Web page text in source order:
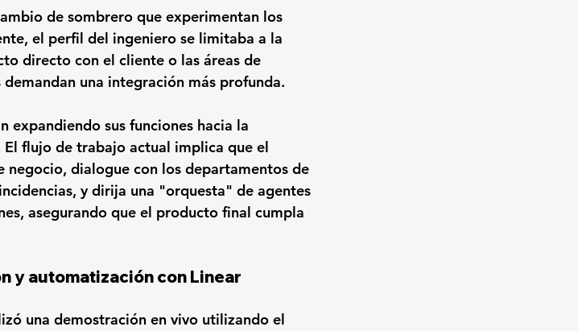
de sombrero que experimentan los
el perfil del ingeniero se limitaba a la
directo con el cliente o las áreas de
una integración más profunda.
expandiendo sus funciones hacia la
El flujo de trabajo actual implica que el
dialogue con los departamentos de
y dirija una "orquesta" de agentes
asegurando que el producto final cumpla
y automatización con Linear
una demostración en vivo utilizando el